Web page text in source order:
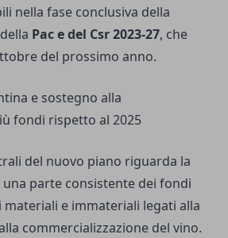
nella fase conclusiva della
Pac e del Csr 2023-27, che
del prossimo anno.
e sostegno alla
fondi rispetto al 2025
del nuovo piano riguarda la
parte consistente dei fondi
e immateriali legati alla
commercializzazione del vino.